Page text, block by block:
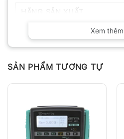
Xem thêm
SẢN PHẨM TƯƠNG TỰ